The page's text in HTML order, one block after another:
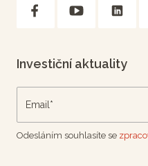
Investiční aktuality
Odesláním souhlasíte se